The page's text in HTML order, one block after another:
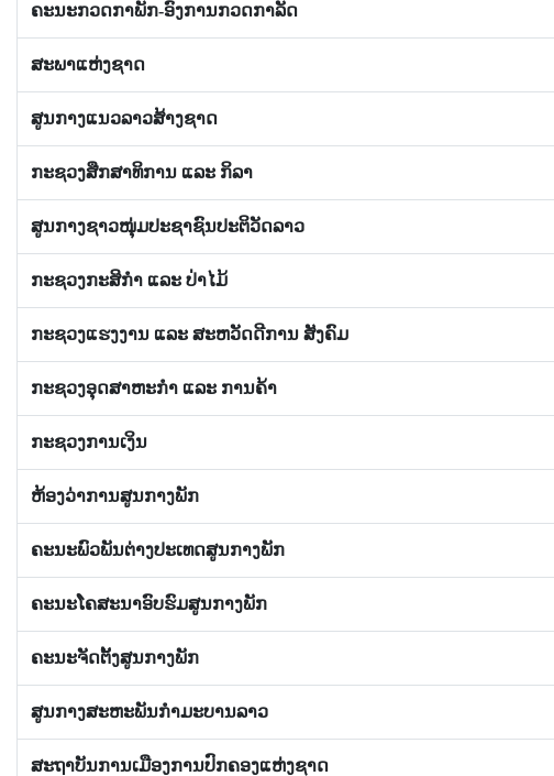
ຄະນະກວດກາພັກ-ອົງການກວດກາລັດ
ສະພາແຫ່ງຊາດ
ສູນກາງແນວລາວສ້າງຊາດ
ກະຊວງສືກສາທິການ ແລະ ກິລາ
ສູນກາງຊາວໜຸ່ມປະຊາຊົນປະຕິວັດລາວ
ກະຊວງກະສິກຳ ແລະ ປ່າໄມ້
ກະຊວງແຮງງານ ແລະ ສະຫວັດດີການ ສັງຄົມ
ກະຊວງອຸດສາຫະກໍາ ແລະ ການຄ້າ
ກະຊວງການເງິນ
ຫ້ອງວ່າການສູນກາງພັກ
ຄະນະພົວພັນຕ່າງປະເທດສູນກາງພັກ
ຄະນະໂຄສະນາອົບຮົມສູນກາງພັກ
ຄະນະຈັດຕັ້ງສູນກາງພັກ
ສູນກາງສະຫະພັນກຳມະບານລາວ
ສະຖາບັນການເມືອງການປົກຄອງແຫ່ງຊາດ